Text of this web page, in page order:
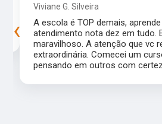
Viviane G. Silveira
A escola é TOP demais,
atendimento nota dez em tudo.
maravilhoso. A atenção que vc
extraordinária. Comecei um
pensando em outros com
‹